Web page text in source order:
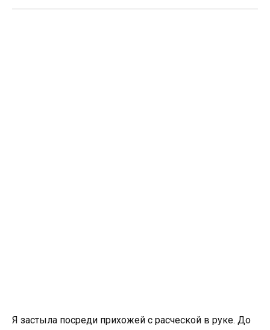
Я застыла посреди прихожей с расческой в руке. До